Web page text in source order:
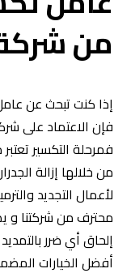
من
إذا كنت تبحث عن
فإن الاعتماد على
فمرحلة التكسير
من خلالها إزالة
لأعمال التجديد
محترف من شركتنا و
إلحاق أي ضرر
أفضل الخيارات